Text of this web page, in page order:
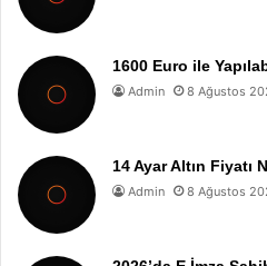
1600 Euro ile
Admin 8 Ağustos
14 Ayar Altın Fiyatı
Admin 8 Ağustos